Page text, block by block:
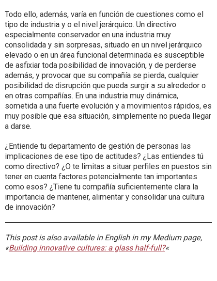
Todo ello, además, varía en función de cuestiones como el
tipo de industria y o el nivel jerárquico. Un directivo
especialmente conservador en una industria muy
consolidada y sin sorpresas, situado en un nivel jerárquico
elevado o en un área funcional determinada es susceptible
de asfixiar toda posibilidad de innovación, y de perderse
además, y provocar que su compañía se pierda, cualquier
posibilidad de disrupción que pueda surgir a su alrededor o
en otras compañías. En una industria muy dinámica,
sometida a una fuerte evolución y a movimientos rápidos, es
muy posible que esa situación, simplemente no pueda llegar
a darse.
¿Entiende tu departamento de gestión de personas las
implicaciones de ese tipo de actitudes? ¿Las entiendes tú
como directivo? ¿O te limitas a situar perfiles en puestos sin
tener en cuenta factores potencialmente tan importantes
como esos? ¿Tiene tu compañía suficientemente clara la
importancia de mantener, alimentar y consolidar una cultura
de innovación?
This post is also available in English in my Medium page,
«Building innovative cultures: a glass half-full?«